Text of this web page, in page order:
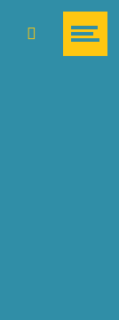
Suche